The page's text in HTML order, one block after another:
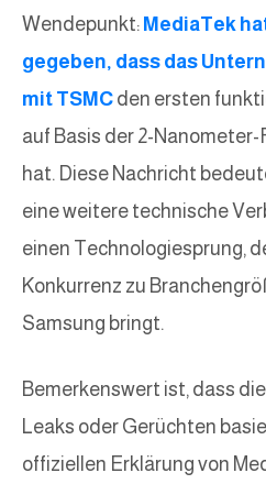
Wendepunkt: MediaTek
gegeben, dass das
mit TSMC den ersten
auf Basis der 2-
hat. Diese Nachricht
eine weitere technische
einen Technologiesprung,
Konkurrenz zu
Samsung bringt.
Bemerkenswert ist, dass
Leaks oder Gerüchten
offiziellen Erklärung von